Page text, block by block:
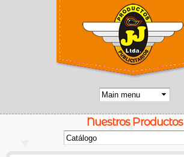
Pasar al
contenido
principal
Usted está aquíNuestros Productos